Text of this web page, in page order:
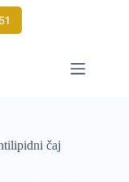
čaj